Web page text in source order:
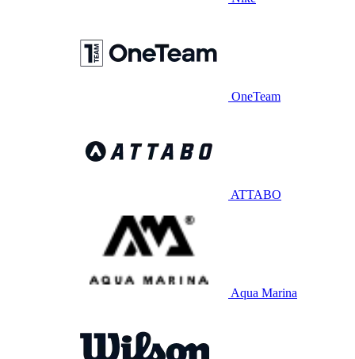
OneTeam
ATTABO
Aqua Marina